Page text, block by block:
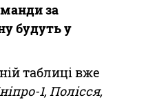
за
будуть у
таблиці вже
1, Полісся,